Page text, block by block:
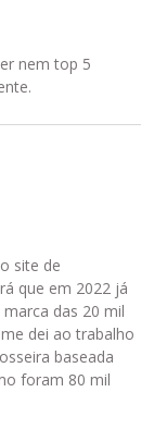
nem top 5
site de
que em 2022 já
das 20 mil
dei ao trabalho
baseada
foram 80 mil